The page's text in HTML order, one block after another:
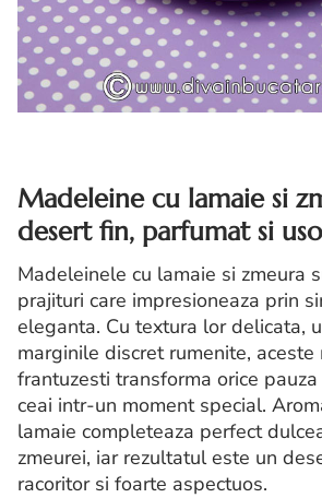
Madeleine cu lamaie si
desert fin, parfumat si
Madeleinele cu lamaie si zmeura
prajituri care impresioneaza prin
eleganta. Cu textura lor delicata,
marginile discret rumenite, aceste
frantuzesti transforma orice
ceai intr-un moment special.
lamaie completeaza perfect
zmeurei, iar rezultatul este un
racoritor si foarte aspectuos.